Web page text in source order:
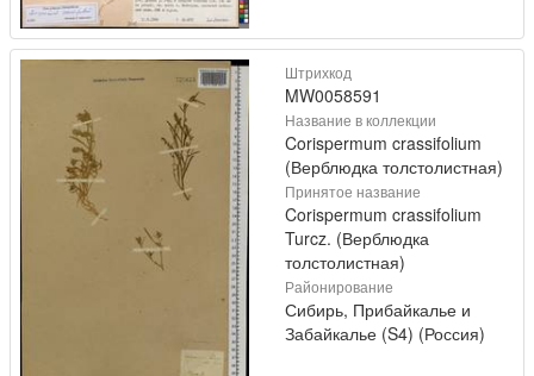
Штрихкод
MW0058591
Название в коллекции
Corispermum crassifolium
(Верблюдка толстолистная)
Принятое название
Corispermum crassifolium
Turcz. (Верблюдка
толстолистная)
Районирование
Сибирь, Прибайкалье и
Забайкалье (S4) (Россия)